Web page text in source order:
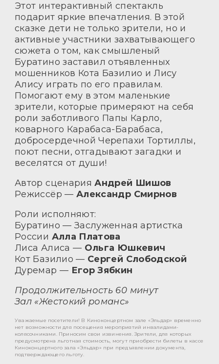
Этот интерактивный спектакль
подарит яркие впечатления. В этой
сказке дети не только зрители, но и
активные участники захватывающего
сюжета о том, как смышленый
Буратино заставил отъявленных
мошенников Кота Базилио и Лису
Алису играть по его правилам.
Помогают ему в этом маленькие
зрители, которые примеряют на себя
роли заботливого Папы Карло,
коварного Карабаса-Барабаса,
добросердечной Черепахи Тортиллы,
поют песни, отгадывают загадки и
веселятся от души!
Автор сценарияАндрей Шишов
Режиссёр — Александр Смирнов
Роли исполняют:
Буратино — Заслуженная артистка
России Алла Платова
Лиса Алиса — Ольга Юшкевич
Кот Базилио — Сергей Слободской
Дуремар — Егор Зябкин
Продолжительность 60 минут
Зал «Жестокий романс»
Уважаемые посетители! В Киноконцертном зале «Эльдар» временно
нет возможности для посещения мероприятий инвалидами-
колясочниками. Приносим свои извинения. Зрители, для которых
предусмотрена льготная стоимость, могут приобрести билеты в кассе
Киноконцертного зала «Эльдар» при предъявлении документа,
подтверждающего льготу.